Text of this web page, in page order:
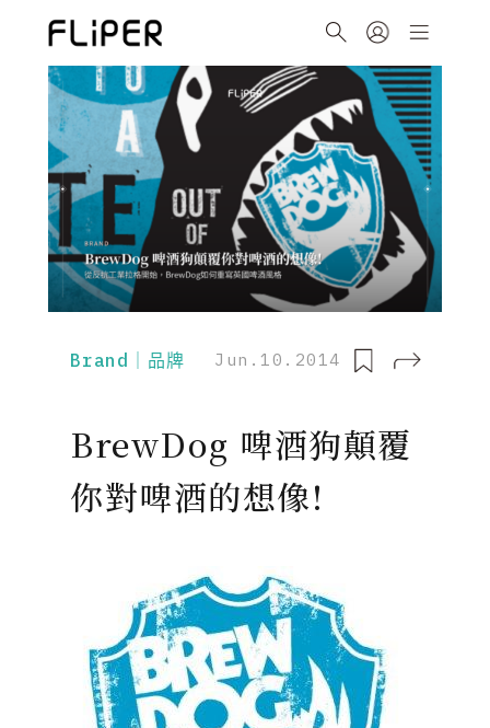
Brand｜品牌 Jun.10.2014
BrewDog 啤酒狗顛覆
你對啤酒的想像!